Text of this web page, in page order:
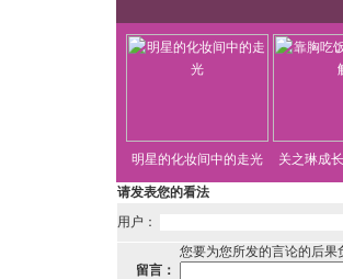
明星的化妆间中的走光 关之琳成
请发表您的看法
用户：
您要为您所发的言论的后
留言：